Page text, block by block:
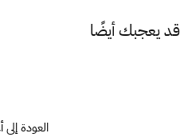
قد يعجبك أيضًا
العودة إلى